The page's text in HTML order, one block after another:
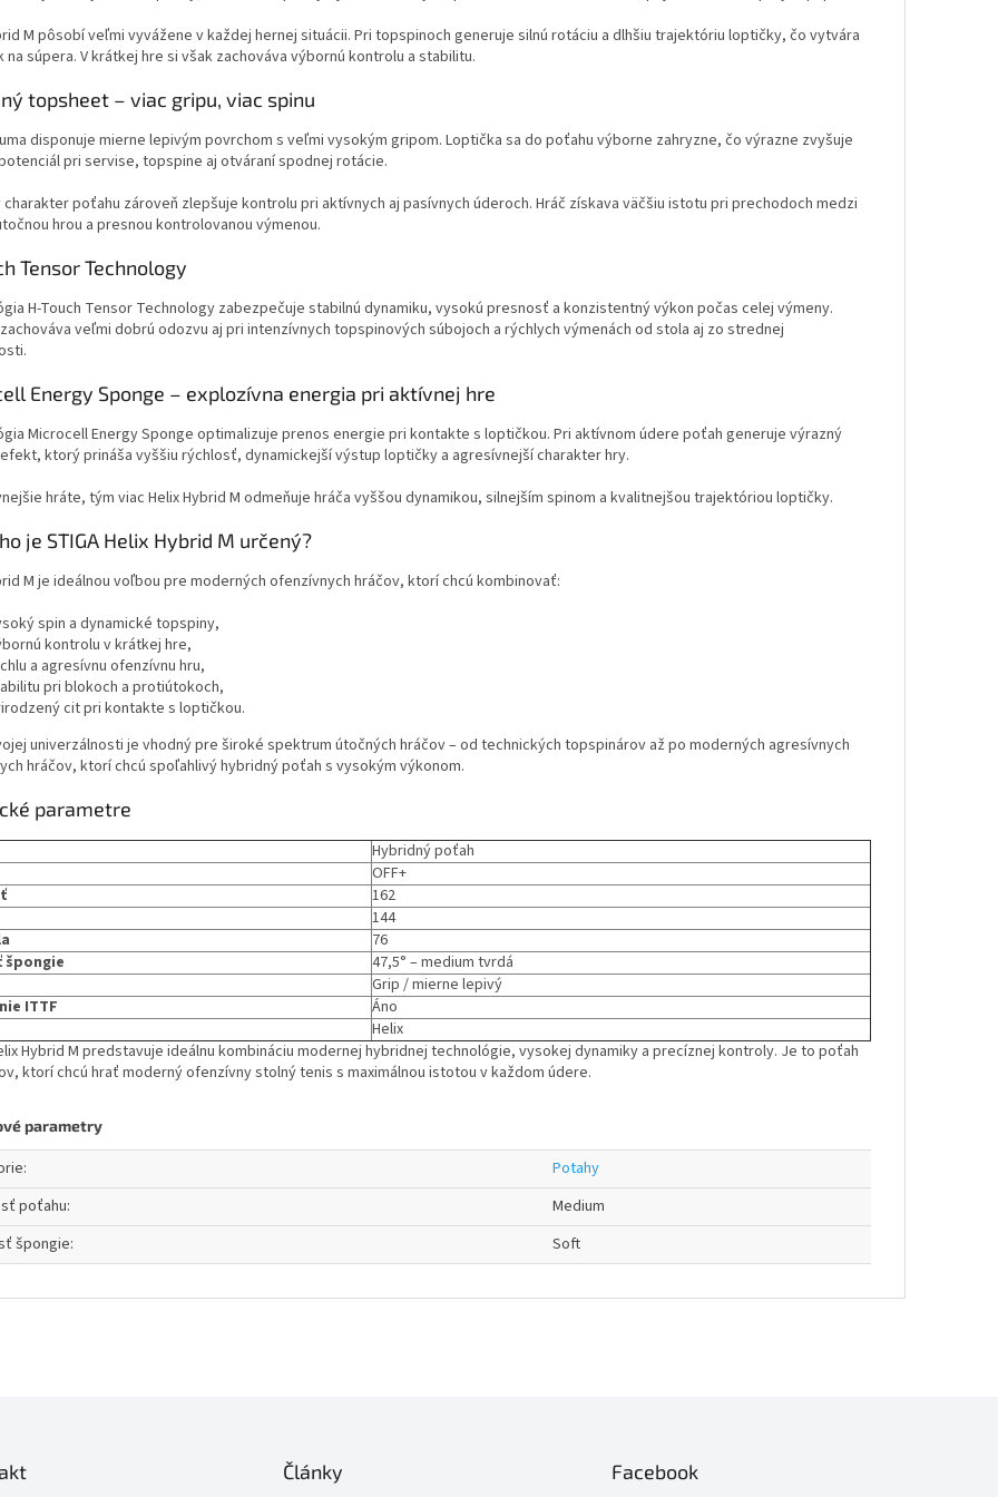
M pôsobí veľmi vyvážene v každej hernej situácii. Pri topspinoch generuje silnú rotáciu a dlhšiu trajektóriu loptičky, čo vytvára
na súpera. V krátkej hre si však zachováva výbornú kontrolu a stabilitu.
topsheet – viac gripu, viac spinu
disponuje mierne lepivým povrchom s veľmi vysokým gripom. Loptička sa do poťahu výborne zahryzne, čo výrazne zvyšuje
pri servise, topspine aj otváraní spodnej rotácie.
charakter poťahu zároveň zlepšuje kontrolu pri aktívnych aj pasívnych úderoch. Hráč získava väčšiu istotu pri prechodoch medzi
hrou a presnou kontrolovanou výmenou.
Tensor Technology
H-Touch Tensor Technology zabezpečuje stabilnú dynamiku, vysokú presnosť a konzistentný výkon počas celej výmeny.
veľmi dobrú odozvu aj pri intenzívnych topspinových súbojoch a rýchlych výmenách od stola aj zo strednej
Energy Sponge – explozívna energia pri aktívnej hre
Microcell Energy Sponge optimalizuje prenos energie pri kontakte s loptičkou. Pri aktívnom údere poťah generuje výrazný
ktorý prináša vyššiu rýchlosť, dynamickejší výstup loptičky a agresívnejší charakter hry.
hráte, tým viac Helix Hybrid M odmeňuje hráča vyššou dynamikou, silnejším spinom a kvalitnejšou trajektóriou loptičky.
je STIGA Helix Hybrid M určený?
M je ideálnou voľbou pre moderných ofenzívnych hráčov, ktorí chcú kombinovať:
spin a dynamické topspiny,
kontrolu v krátkej hre,
a agresívnu ofenzívnu hru,
pri blokoch a protiútokoch,
cit pri kontakte s loptičkou.
univerzálnosti je vhodný pre široké spektrum útočných hráčov – od technických topspinárov až po moderných agresívnych
hráčov, ktorí chcú spoľahlivý hybridný poťah s vysokým výkonom.
parametre
Hybridný poťah
OFF+
162
144
76
47,5° – medium tvrdá
Grip / mierne lepivý
ITTF
Áno
Helix
Hybrid M predstavuje ideálnu kombináciu modernej hybridnej technológie, vysokej dynamiky a precíznej kontroly. Je to poťah
ktorí chcú hrať moderný ofenzívny stolný tenis s maximálnou istotou v každom údere.
parametry
:
Potahy
poťahu:
Medium
špongie: Soft
Články Facebook